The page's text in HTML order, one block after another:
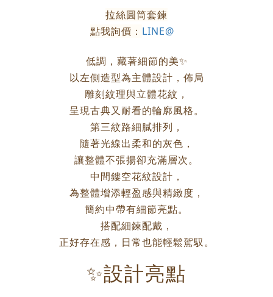
拉絲圓筒套鍊
點我詢價： LINE@
低調，藏著細節的美✨
以左側造型為主體設計，佈局
雕刻紋理與立體花紋，
呈現古典又耐看的輪廓風格。
第三紋路細膩排列，
隨著光線出柔和的灰色，
讓整體不張揚卻充滿層次。
中間鏤空花紋設計，
為整體增添輕盈感與精緻度，
簡約中帶有細節亮點。
搭配細鍊配戴，
正好存在感，日常也能輕鬆駕馭。
✨設計亮點